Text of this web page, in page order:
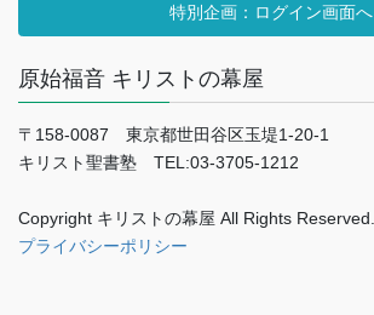
特別企画：ログイン画面へ
原始福音 キリストの幕屋
〒158-0087 東京都世田谷区玉堤1-20-1
キリスト聖書塾 TEL:03-3705-1212
Copyright キリストの幕屋 All Rights Reserved.
プライバシーポリシー